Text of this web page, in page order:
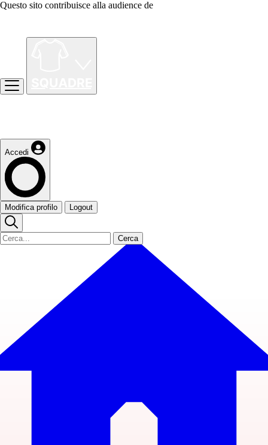
Questo sito contribuisce alla audience de
Accedi
Modifica profilo Logout
Cerca